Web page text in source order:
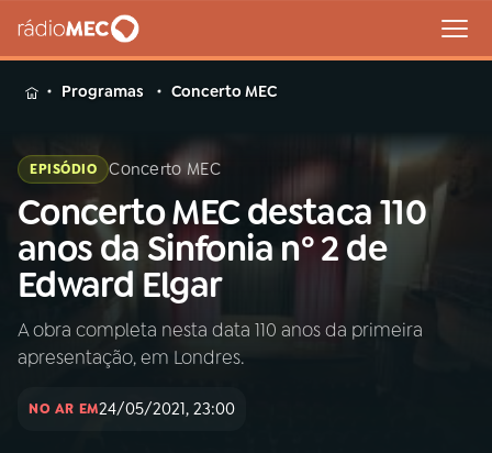
MENU
Buscar
na
Rádio
MEC
Buscar
Início AO VIVO
INÍCIO
Programas Concerto MEC
EPISÓDIO Concerto MEC
Concerto MEC destaca 110
anos da Sinfonia nº 2 de
Edward Elgar
A obra completa nesta data 110 anos da primeira
apresentação, em Londres.
NO AR EM24/05/2021, 23:00